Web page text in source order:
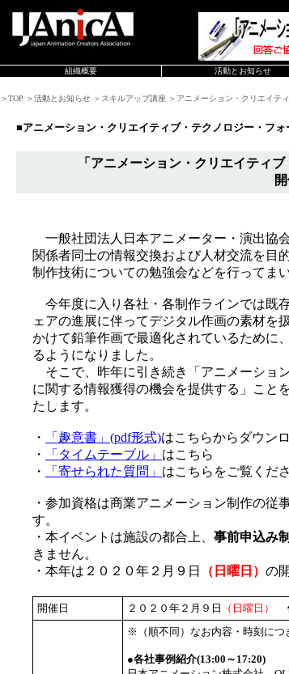
組織概要 活動とお知らせ
＞TOP ＞活動とお知らせ ＞スキルアップ講座 ＞アニメーション・クリエイテ
■アニメーション・クリエイティブ・テクノロジー・フ
「アニメーション・クリエイティ
一般社団法人日本アニメーター・演出協
関係者同士の情報交換および人材交流を目
制作技術についての勉強会などを行ってま
今年度に入り各社・各制作ラインでは既
ェアの進展に伴ってデジタル作画の素材を
かけて鉛筆作画で最適化されているために
るようになりました。
そこで、昨年に引き続き「アニメーショ
に関する情報獲得の機会を提供する」こと
たします。
・ 「趣意書」(pdf形式)はこちらからダウン
・
「タイムテーブル」 はこちら
・
「寄せられた質問」 はこちらをご覧くださ
・参加資格は商業アニメーション制作の従
す。
・本イベントは施設の都合上、 事前申込み制
きません。
・本年は２０２０年２月９日
（日曜日） の
開催日 ２０２０年２月９日 （日曜日）
※（順不同）なお内容・時刻につ
●各社事例紹介(13:00～17:20)